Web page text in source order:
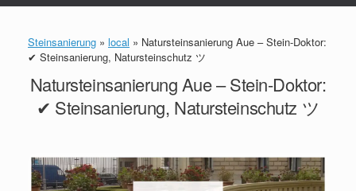
Steinsanierung » local » Natursteinsanierung Aue – Stein-Doktor:
✔ Steinsanierung, Natursteinschutz ツ
Natursteinsanierung Aue – Stein-Doktor:
✔ Steinsanierung, Natursteinschutz ツ